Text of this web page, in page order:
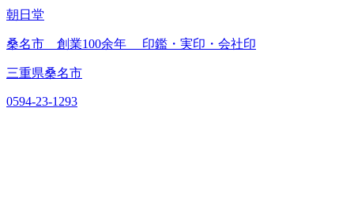
朝日堂
桑名市 創業100余年 印鑑・実印・会社印
三重県桑名市
0594-23-1293